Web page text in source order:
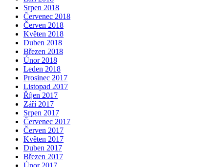
Srpen 2018
Červenec 2018
Červen 2018
Květen 2018
Duben 2018
Březen 2018
Únor 2018
Leden 2018
Prosinec 2017
Listopad 2017
Říjen 2017
Září 2017
Srpen 2017
Červenec 2017
Červen 2017
Květen 2017
Duben 2017
Březen 2017